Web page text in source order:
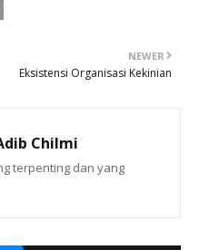
NEWER
Eksistensi Organisasi Kekinian
Chilmi
terpenting dan yang